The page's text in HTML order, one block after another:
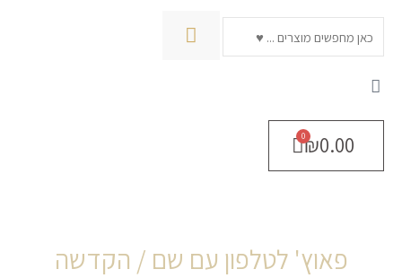
חיפוש
₪0.00
פאוץ' לטלפון עם שם / הקדשה